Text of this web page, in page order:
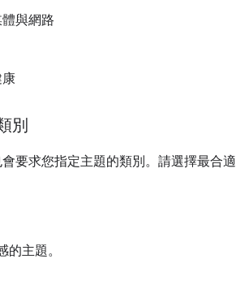
與網路
別
要求您指定主題的類別。請選擇最合適
的主題。